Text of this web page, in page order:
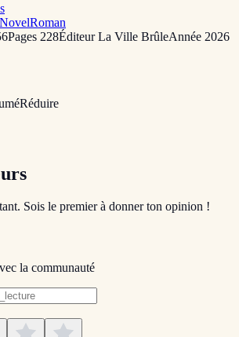
Roman
Pages 228ÉditeurLa Ville BrûleAnnée 2026
Réduire
Sois le premier à donner ton opinion !
la communauté